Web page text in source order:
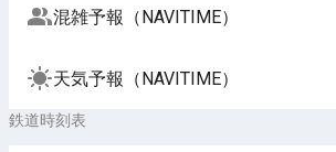
混雑予報（NAVITIME）
天気予報（NAVITIME）
鉄道時刻表